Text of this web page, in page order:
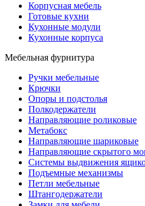
Корпусная мебель
Готовые кухни
Кухонные модули
Кухонные корпуса
Мебельная фурнитура
Ручки мебельные
Крючки
Опоры и подстолья
Полкодержатели
Направляющие роликовые
Метабокс
Направляющие шариковые
Направляющие скрытого
Системы выдвижения
Подъемные механизмы
Петли мебельные
Штангодержатели